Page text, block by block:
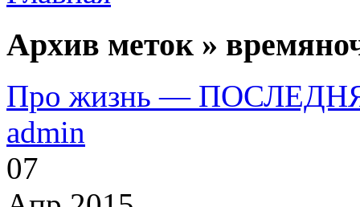
Архив меток »
Про жизнь —
admin
07